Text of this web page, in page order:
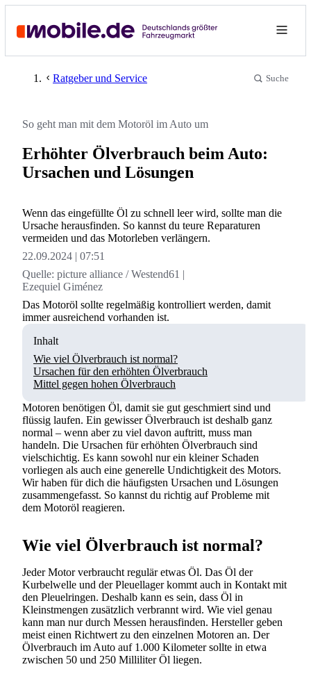
Ratgeber und Service Suche
So geht man mit dem Motoröl im Auto um
Erhöhter Ölverbrauch beim Auto:
Ursachen und Lösungen
Wenn das eingefüllte Öl zu schnell leer wird, sollte man die
Ursache herausfinden. So kannst du teure Reparaturen
vermeiden und das Motorleben verlängern.
22.09.2024
07:51
Inhalt
Wie viel Ölverbrauch ist normal?
Ursachen für den erhöhten Ölverbrauch
Mittel gegen hohen Ölverbrauch
Quelle: picture alliance / Westend61 |
Ezequiel Giménez
Das Motoröl sollte regelmäßig kontrolliert werden, damit
immer ausreichend vorhanden ist.
Motoren benötigen Öl, damit sie gut geschmiert sind und
flüssig laufen. Ein gewisser Ölverbrauch ist deshalb ganz
normal – wenn aber zu viel davon auftritt, muss man
handeln. Die Ursachen für erhöhten Ölverbrauch sind
vielschichtig. Es kann sowohl nur ein kleiner Schaden
vorliegen als auch eine generelle Undichtigkeit des Motors.
Wir haben für dich die häufigsten Ursachen und Lösungen
zusammengefasst. So kannst du richtig auf Probleme mit
dem Motoröl reagieren.
Wie viel Ölverbrauch ist normal?
Jeder Motor verbraucht regulär etwas Öl. Das Öl der
Kurbelwelle und der Pleuellager kommt auch in Kontakt mit
den Pleuelringen. Deshalb kann es sein, dass Öl in
Kleinstmengen zusätzlich verbrannt wird. Wie viel genau
kann man nur durch Messen herausfinden. Hersteller geben
meist einen Richtwert zu den einzelnen Motoren an. Der
Ölverbrauch im Auto auf 1.000 Kilometer sollte in etwa
zwischen 50 und 250 Milliliter Öl liegen.